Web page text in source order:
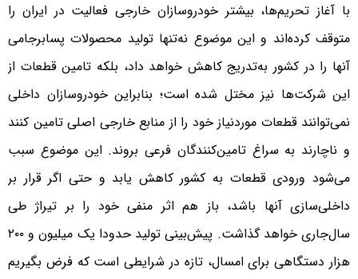
با آغاز تحریم‌ها، بیشتر خودروسازان خارجی فعالیت در ایران را
متوقف کرده‌اند و این موضوع نه‌تنها تولید محصولات پسابرجامی
آنها را در کشور به‌تدریج کاهش خواهد داد، بلکه تامین قطعات از
این شرکت‌ها نیز مختل شده است؛ بنابراین خودروسازان داخلی
نمی‌توانند قطعات موردنیاز خود را از منابع خارجی اصلی تامین کنند
و ناچارند به سراغ تامین‌کنندگان فرعی بروند. این موضوع سبب
می‌شود ورودی قطعات به کشور کاهش یابد و حتی اگر قرار بر
داخلی‌سازی آنها باشد، باز هم اثر منفی خود را بر تیراژ طی
سال‌جاری خواهد گذاشت. پیش‌بینی تولید حدودا یک میلیون و ۲۰۰
هزار دستگاهی برای امسال، تازه در شرایطی است که فرض بگیریم